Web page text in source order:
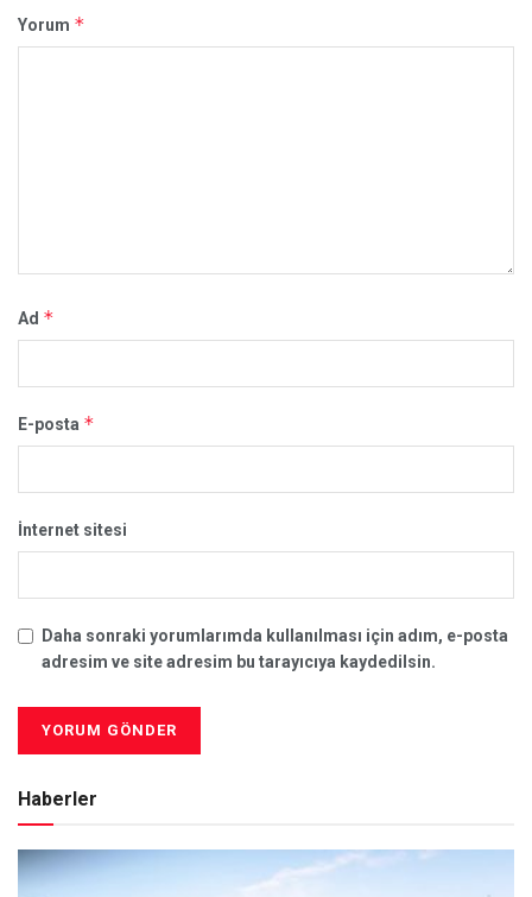
Yorum *
Ad *
E-posta *
İnternet sitesi
Daha sonraki yorumlarımda kullanılması için adım, e-posta
adresim ve site adresim bu tarayıcıya kaydedilsin.
Haberler